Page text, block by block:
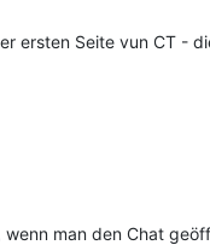
ersten Seite vun CT -
man den Chat